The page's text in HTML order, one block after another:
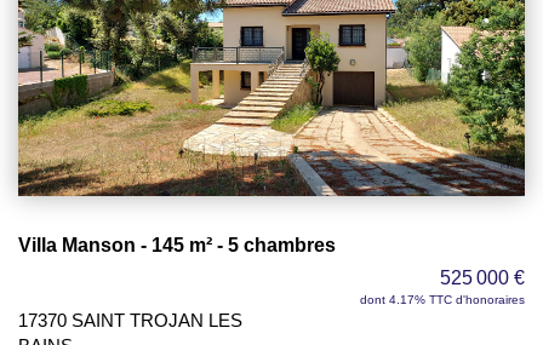
Villa Manson - 145 m² - 5 chambres
525 000 €
dont 4.17% TTC d'honoraires
17370 SAINT TROJAN LES